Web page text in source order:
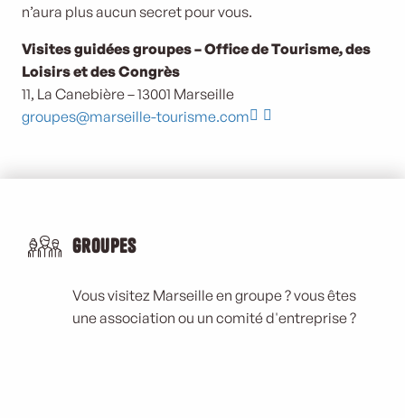
n’aura plus aucun secret pour vous.
Visites guidées groupes – Office de Tourisme, des
Loisirs et des Congrès
11, La Canebière – 13001 Marseille
groupes@marseille-tourisme.com
Groupes
Vous visitez Marseille en groupe ? vous êtes
une association ou un comité d'entreprise ?